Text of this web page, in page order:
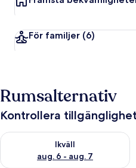
För familjer (6)
Rumsalternativ
Kontrollera
Ikväll
aug. 6 - aug. 7
Kontrollera tillgängligheten för